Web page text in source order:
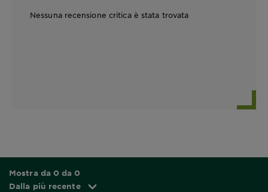
Nessuna recensione critica è stata trovata
Mostra da 0 da 0
Dalla più recente